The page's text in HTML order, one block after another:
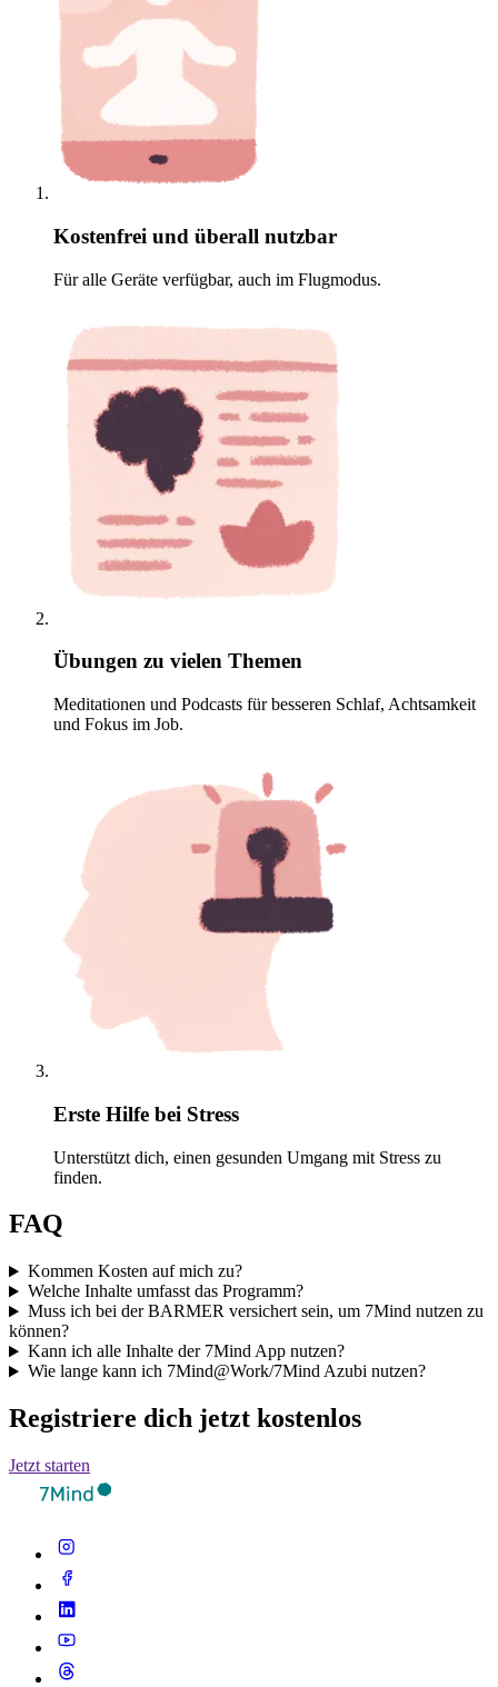
Kostenfrei und überall nutzbar
Für alle Geräte verfügbar, auch im Flugmodus.
Übungen zu vielen Themen
Meditationen und Podcasts für besseren Schlaf, Achtsamkeit
und Fokus im Job.
Erste Hilfe bei Stress
Unterstützt dich, einen gesunden Umgang mit Stress zu
finden.
FAQ
Kommen Kosten auf mich zu?
Welche Inhalte umfasst das Programm?
Muss ich bei der BARMER versichert sein, um 7Mind nutzen zu
können?
Kann ich alle Inhalte der 7Mind App nutzen?
Wie lange kann ich 7Mind@Work/7Mind Azubi nutzen?
Registriere dich jetzt kostenlos
Jetzt starten